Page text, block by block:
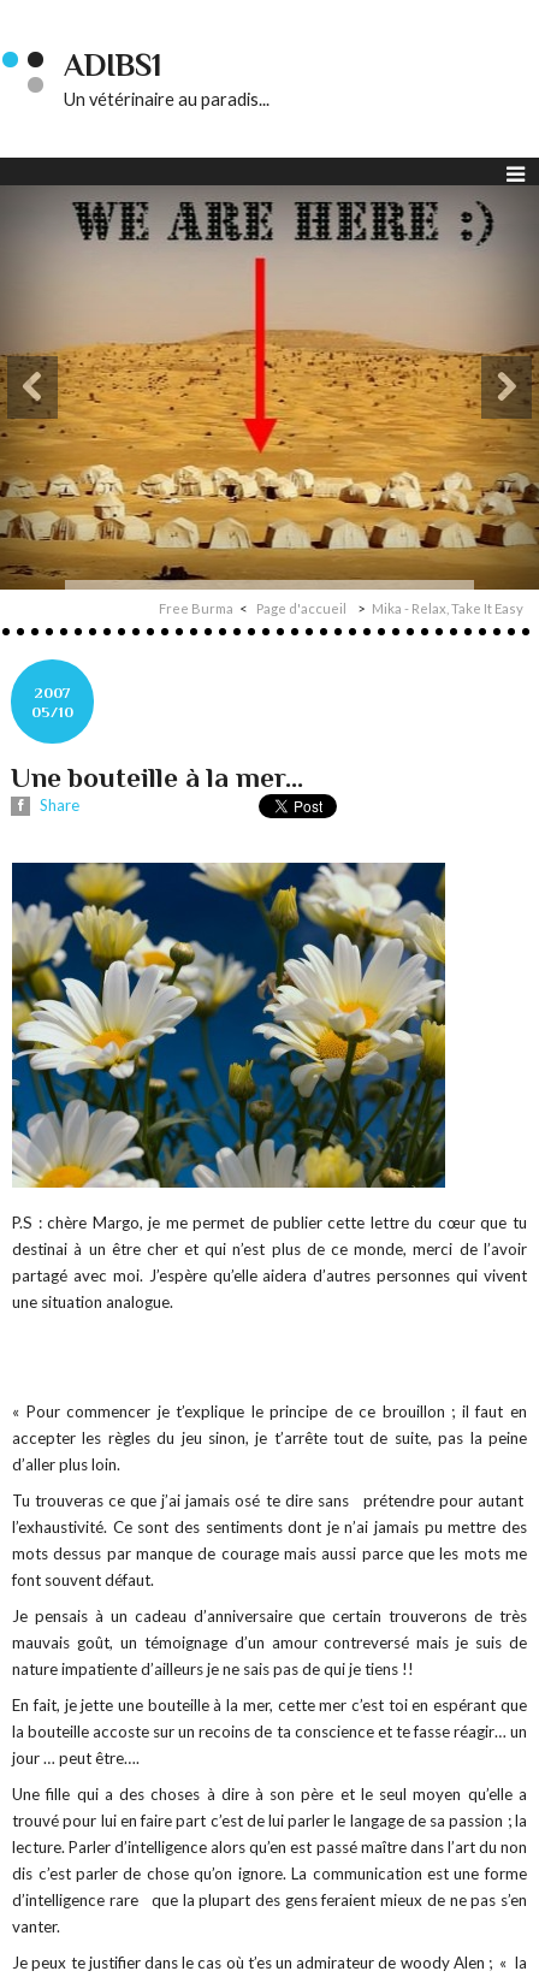
ADIBS1
Un vétérinaire au paradis...
Free Burma Page d'accueil Mika - Relax, Take It Easy
2007
05/10
Une bouteille à la mer...
Share
P.S : chère Margo, je me permet de publier cette lettre du cœur que tu
destinai à un être cher et qui n’est plus de ce monde, merci de l’avoir
partagé avec moi. J’espère qu’elle aidera d’autres personnes qui vivent
une situation analogue.
« Pour commencer je t’explique le principe de ce brouillon ; il faut en
accepter les règles du jeu sinon, je t’arrête tout de suite, pas la peine
d’aller plus loin.
Tu trouveras ce que j’ai jamais osé te dire sans
prétendre pour autant
l’exhaustivité. Ce sont des sentiments dont je n’ai jamais pu mettre des
mots dessus par manque de courage mais aussi parce que les mots me
font souvent défaut.
Je pensais à un cadeau d’anniversaire que certain trouverons de très
mauvais goût, un témoignage d’un amour contreversé mais je suis de
nature impatiente d’ailleurs je ne sais pas de qui je tiens !!
En fait, je jette une bouteille à la mer, cette mer c’est toi en espérant que
la bouteille accoste sur un recoins de ta conscience et te fasse réagir… un
jour … peut être….
Une fille qui a des choses à dire à son père et le seul moyen qu’elle a
trouvé pour lui en faire part c’est de lui parler le langage de sa passion ; la
lecture. Parler d’intelligence alors qu’en est passé maître dans l’art du non
dis c’est parler de chose qu’on ignore. La communication est une forme
d’intelligence rare
que la plupart des gens feraient mieux de ne pas s’en
vanter.
Je peux te justifier dans le cas où t’es un admirateur de woody Alen ; « la